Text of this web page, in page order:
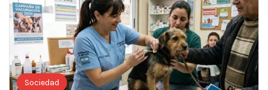
Sociedad